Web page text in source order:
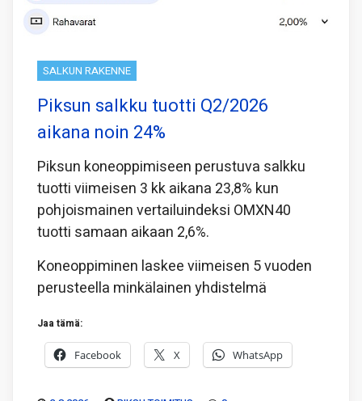
SALKUN RAKENNE
Piksun salkku tuotti Q2/2026
aikana noin 24%
Piksun koneoppimiseen perustuva salkku
tuotti viimeisen 3 kk aikana 23,8% kun
pohjoismainen vertailuindeksi OMXN40
tuotti samaan aikaan 2,6%.
Koneoppiminen laskee viimeisen 5 vuoden
perusteella minkälainen yhdistelmä
Jaa tämä:
Facebook X WhatsApp